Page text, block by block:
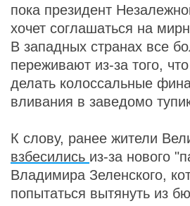
пока президент
хочет соглашаться на
В западных странах все
переживают из-за того,
делать колоссальные
вливания в заведомо
К слову, ранее жители
взбесились из-за нового
Владимира Зеленского,
попытаться вытянуть из